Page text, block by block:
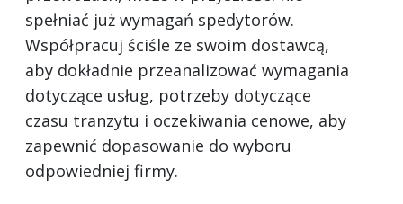
spełniać już wymagań spedytorów.
Współpracuj ściśle ze swoim dostawcą,
aby dokładnie przeanalizować wymagania
dotyczące usług, potrzeby dotyczące
czasu tranzytu i oczekiwania cenowe, aby
zapewnić dopasowanie do wyboru
odpowiedniej firmy.